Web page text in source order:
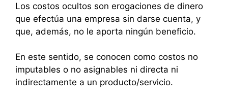
Los costos ocultos son erogaciones de dinero
que efectúa una empresa sin darse cuenta, y
que, además, no le aporta ningún beneficio.
En este sentido, se conocen como costos no
imputables o no asignables ni directa ni
indirectamente a un producto/servicio.